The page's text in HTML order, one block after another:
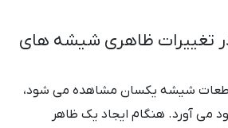
در تغییرات ظاهری شیشه های
شیشه یکسان مشاهده می شود،
می آورد. هنگام ایجاد یک ظاهر